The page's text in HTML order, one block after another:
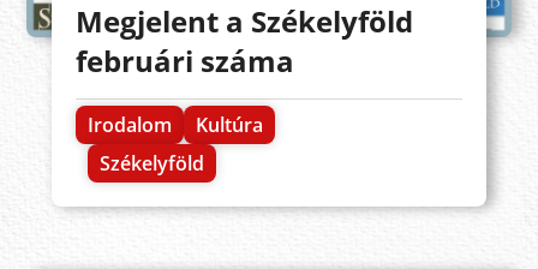
Megjelent a Székelyföld
februári száma
Irodalom
Kultúra
Székelyföld